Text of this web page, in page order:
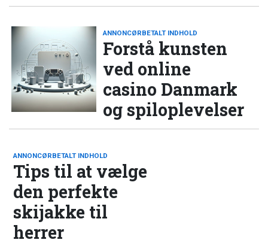
ANNONCØRBETALT INDHOLD
Forstå kunsten
ved online
casino Danmark
og spiloplevelser
ANNONCØRBETALT INDHOLD
Tips til at vælge
den perfekte
skijakke til
herrer